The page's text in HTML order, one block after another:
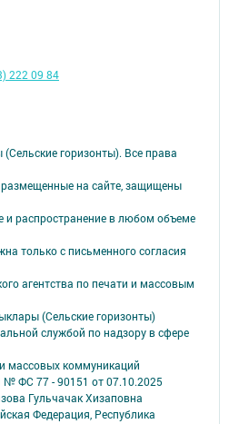
горизонты). Все права
на сайте, защищены
и распространение в любом объеме
только с письменного согласия
агентства по печати и массовым
(Сельские горизонты)
службой по надзору в сфере
массовых коммуникаций
ФС 77 - 90151 от 07.10.2025
Гульчачак Хизаповна
Федерация, Республика
222 09 84